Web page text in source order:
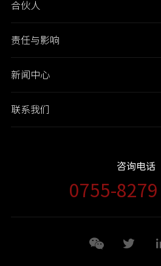
合伙人
责任与影响
新闻中心
联系我们
咨询电话
0755-